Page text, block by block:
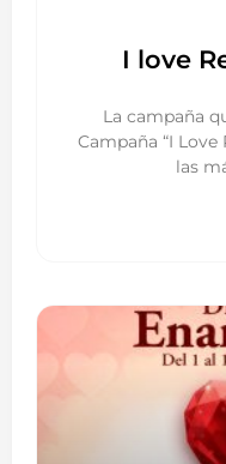
I love
La campaña
Campaña “I Love
las